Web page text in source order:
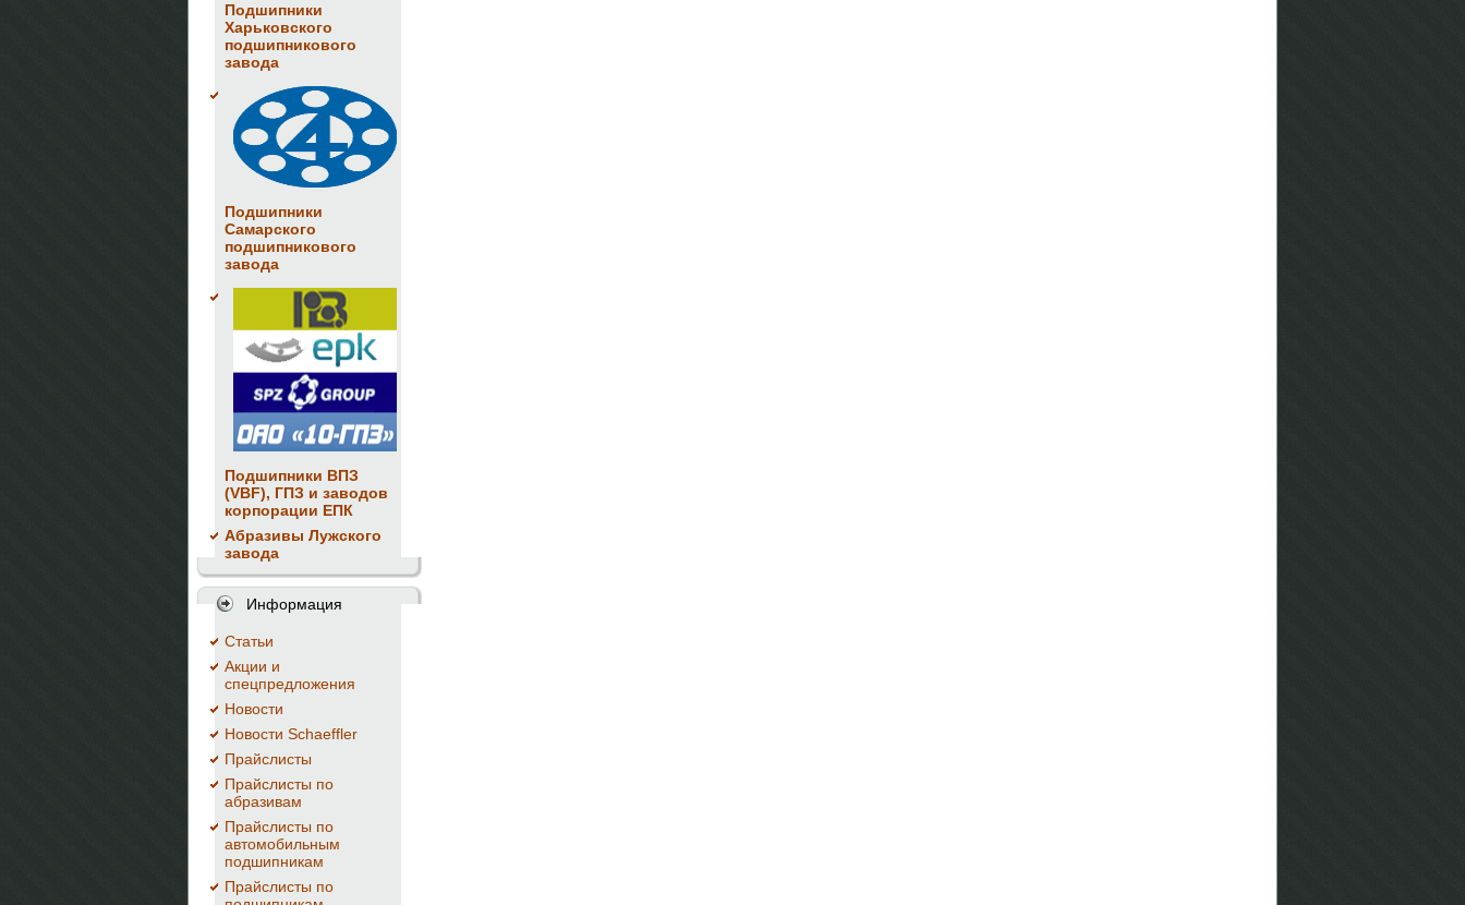
Подшипники
Харьковского
подшипникового
завода
Подшипники
Самарского
подшипникового
завода
Подшипники ВПЗ
(VBF), ГПЗ и заводов
корпорации ЕПК
Абразивы Лужского
завода
Информация
Cтатьи
Акции и
спецпредложения
Новости
Новости Schaeffler
Прайслисты
Прайслисты по
абразивам
Прайслисты по
автомобильным
подшипникам
Прайслисты по